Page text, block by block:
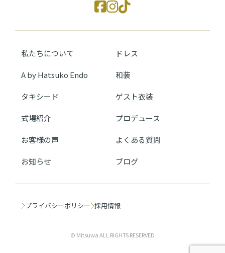
私たちについて ドレス
A by Hatsuko Endo 和装
タキシード ゲスト衣装
式場紹介 プロデュース
お客様の声 よくある質問
お知らせ ブログ
プライバシーポリシー 採用情報
© Mitsuwa ALL RIGHTS RESERVED